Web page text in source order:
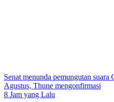
Senat menunda pemungutan
Agustus, Thune mengonfirmasi
8 Jam yang Lalu